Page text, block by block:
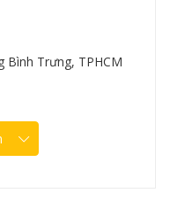
Bình Trưng, TPHCM